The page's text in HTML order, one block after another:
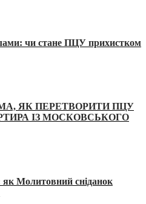
чи стане ПЦУ прихистком
ЯК ПЕРЕТВОРИТИ ПЦУ
ІЗ МОСКОВСЬКОГО
як Молитовний сніданок